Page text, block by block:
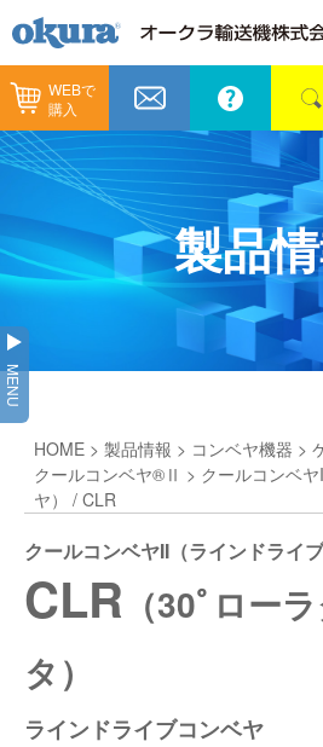
WEBで
購入
製品情報
製品情報
コンベヤ機器
コンベヤ機器を探す
ヒント集
GTPシステム
仕分けシステム
納入事例
納入事例
全業種
飲料
食品
メンテナンス
カタログ／CAD
代表あいさつ
会社概要
事業所一覧
オークラグループ
採用情報
ショールーム
オークラミュージアム
新着情報
生産終了品
物流用語集
製品
MENU
HOME > 製品情報 > コンベヤ機器 >
クールコンベヤ®Ⅱ > クールコンベ
ヤ） / CLR
クールコンベヤII（ラインドライ
CLR （30ﾟロー
タ）
ラインドライブコンベヤ